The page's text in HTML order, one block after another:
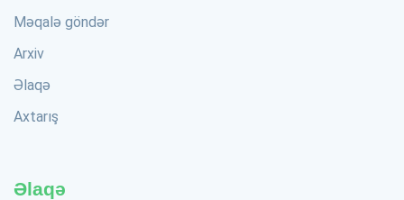
Məqalə göndər
Arxiv
Əlaqə
Axtarış
Əlaqə